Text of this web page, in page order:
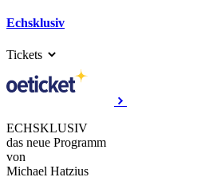
Echsklusiv
Tickets
ECHSKLUSIV
das neue Programm
von
Michael Hatzius